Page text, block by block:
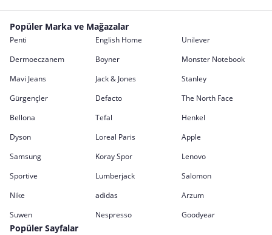
Popüler Marka ve Mağazalar
Penti English Home
Unilever
Dermoeczanem
Boyner
Monster Notebook
Mavi Jeans
Jack & Jones
Stanley
Gürgençler
Defacto
The North Face
Bellona
Tefal
Henkel
Dyson
Loreal Paris
Apple
Samsung
Koray Spor
Lenovo
Sportive
Lumberjack
Salomon
Nike
adidas
Arzum
Suwen
Nespresso Goodyear
Popüler Sayfalar